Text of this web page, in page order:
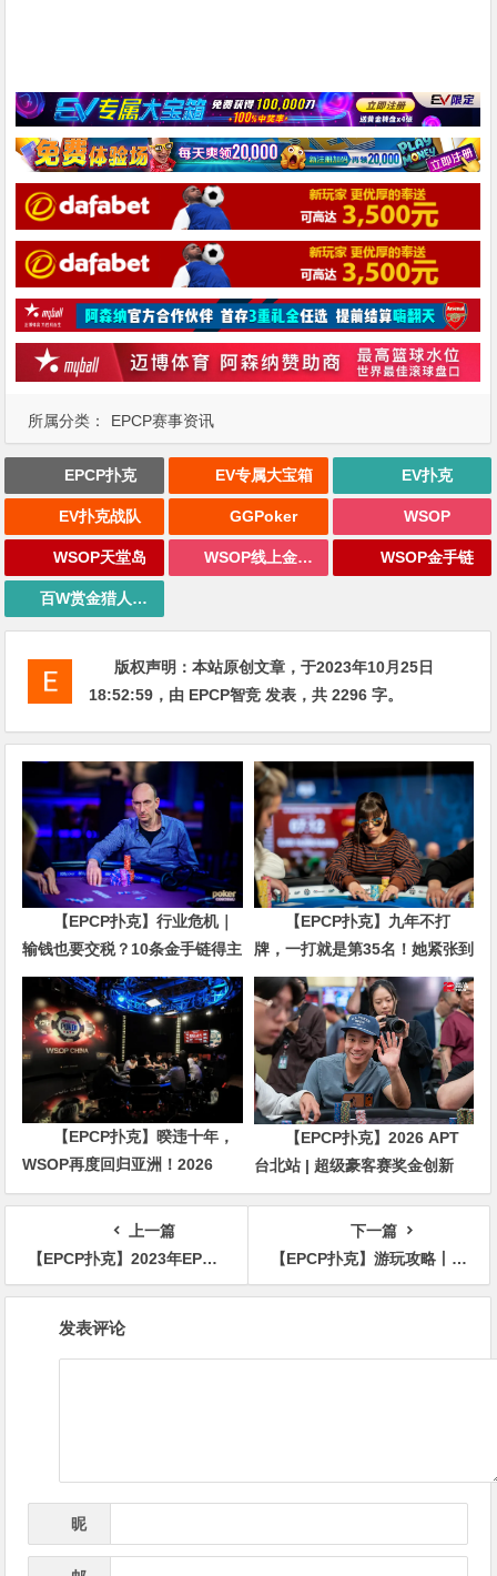
所属分类： EPCP赛事资讯
EPCP扑克 EV专属大宝箱 EV扑克
EV扑克战队 GGPoker WSOP
WSOP天堂岛 WSOP线上金手链 WSOP金手链
百W赏金猎人大奖赛
版权声明：本站原创文章，于2023年10月25日
18:52:59 ，由 EPCP智竞 发表，共 2296 字。
【EPCP扑克】行业危机｜
输钱也要交税？10条金手链得主
直言“扛不住”，主动砍掉四分之
三比赛
【EPCP扑克】九年不打
牌，一打就是第35名！她紧张到
脚悬空，但全世界以为她很淡定
【EPCP扑克】暌违十年，
WSOP再度回归亚洲！2026
APL济州站6月19-28日盛大登
【EPCP扑克】2026 APT
台北站 | 超级豪客赛奖金创新
高，美国选手Ethan
“Rampage” Yau领跑全场！
上一篇
【EPCP扑克】2023年EPT塞浦路斯站圆满落幕 周全获得$10,300豪客赛第15名
下一篇
【EPCP扑克】游玩攻略丨2023CQPT城市选拔赛【成都站】赛事酒店介绍及城市游玩攻略！
发表评论
昵
*